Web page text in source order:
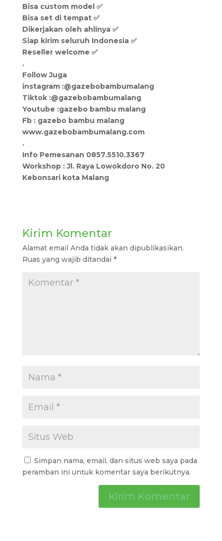
Bisa custom model ✅
Bisa set di tempat ✅
Dikerjakan oleh ahlinya ✅
Siap kirim seluruh Indonesia ✅
Reseller welcome ✅
.
Follow Juga
instagram :@gazebobambumalang
Tiktok :@gazebobambumalang
Youtube :gazebo bambu malang
Fb : gazebo bambu malang
www.gazebobambumalang.com
.
Info Pemesanan 0857.5510.3367
Workshop : Jl. Raya Lowokdoro No. 20
Kebonsari kota Malang
Kirim Komentar
Alamat email Anda tidak akan dipublikasikan.
Ruas yang wajib ditandai *
Simpan nama, email, dan situs web saya pada
peramban ini untuk komentar saya berikutnya.